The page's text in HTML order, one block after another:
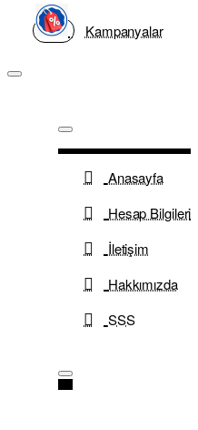
Kampanyalar
Anasayfa
Hesap Bilgileri
İletişim
Hakkımızda
SSS